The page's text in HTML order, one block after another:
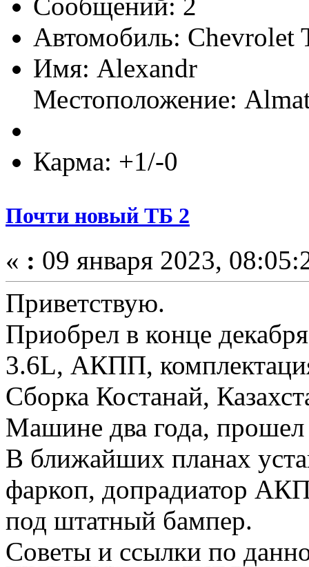
Сообщений: 2
Автомобиль: Chevrolet
Имя: Alexandr
Местоположение:
Карма: +1/-0
Почти новый ТБ 2
« : 09 января 2023,
Приветствую.
Приобрел в конце
3.6L, АКПП,
Сборка Костанай,
Машине два года, прошел
В ближайших планах
фаркоп, допрадиатор
под штатный бампер.
Советы и ссылки по